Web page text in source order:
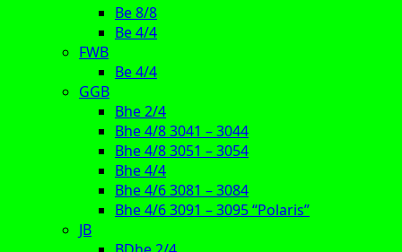
Be 8/8
Be 4/4
FWB
Be 4/4
GGB
Bhe 2/4
Bhe 4/8 3041 – 3044
Bhe 4/8 3051 – 3054
Bhe 4/4
Bhe 4/6 3081 – 3084
Bhe 4/6 3091 – 3095 “Polaris”
JB